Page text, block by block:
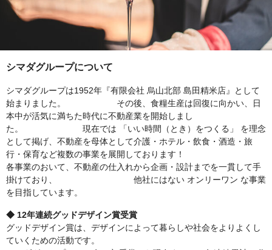
シマダグループについて
シマダグループは1952年『有限会社 烏山北部 島田精米店』として
始まりました。 その後、食糧生産は回復に向かい、日
本中が活気に満ちた時代に不動産業を開始しまし
た。 現在では 「いい時間（とき）をつくる」 を理念
として掲げ、不動産を母体として介護・ホテル・飲食・酒造・旅
行・保育など複数の事業を展開しております！
各事業のおいて、不動産の仕入れから企画・設計までを一貫して手
掛けており、 他社にはない オンリーワン な事業
を目指しています。
◆ 12年連続グッドデザイン賞受賞
グッドデザイン賞は、デザインによって暮らしや社会をよりよくし
ていくための活動です。